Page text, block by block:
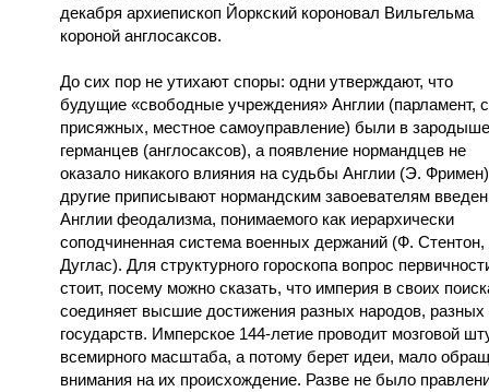
декабря архиепископ Йоркский короновал Вильгельма
короной англосаксов.
До сих пор не утихают споры: одни утверждают, что
будущие «свободные учреждения» Англии (парламент,
присяжных, местное самоуправление) были в
германцев (англосаксов), а появление нормандцев не
оказало никакого влияния на судьбы Англии (Э.
другие приписывают нормандским завоевателям
Англии феодализма, понимаемого как иерархически
соподчиненная система военных держаний (Ф.
Дуглас). Для структурного гороскопа вопрос
стоит, посему можно сказать, что империя в своих
соединяет высшие достижения разных народов, разных
государств. Имперское 144-летие проводит мозговой
всемирного масштаба, а потому берет идеи, мало
внимания на их происхождение. Разве не было